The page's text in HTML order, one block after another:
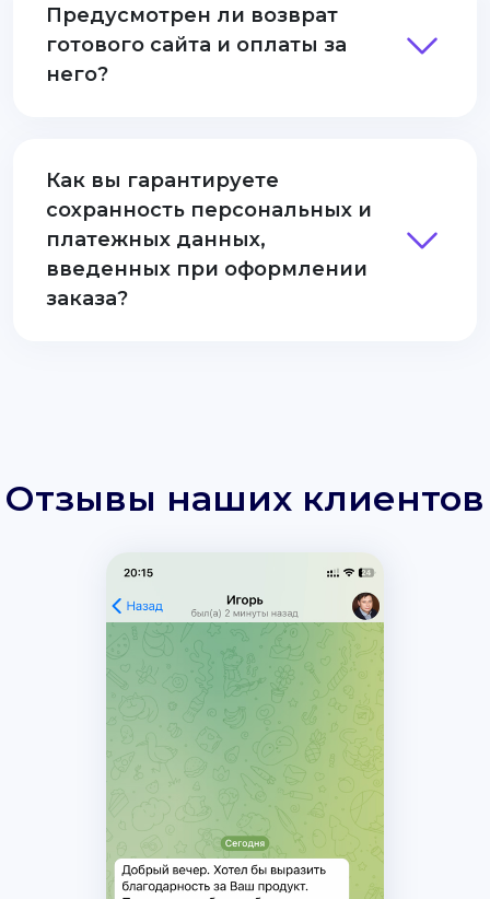
Предусмотрен ли возврат
готового сайта и оплаты за
него?
Как вы гарантируете
сохранность персональных и
платежных данных,
введенных при оформлении
заказа?
Отзывы наших клиентов